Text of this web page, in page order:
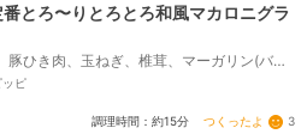
とろ〜りとろとろ和風マカロニグラ
豚ひき肉、玉ねぎ、椎茸、マーガリン(バタ
、牛乳、ほんだし、味の素、塩、とけるチ
ピ
調理時間：約15分 つくったよ 3